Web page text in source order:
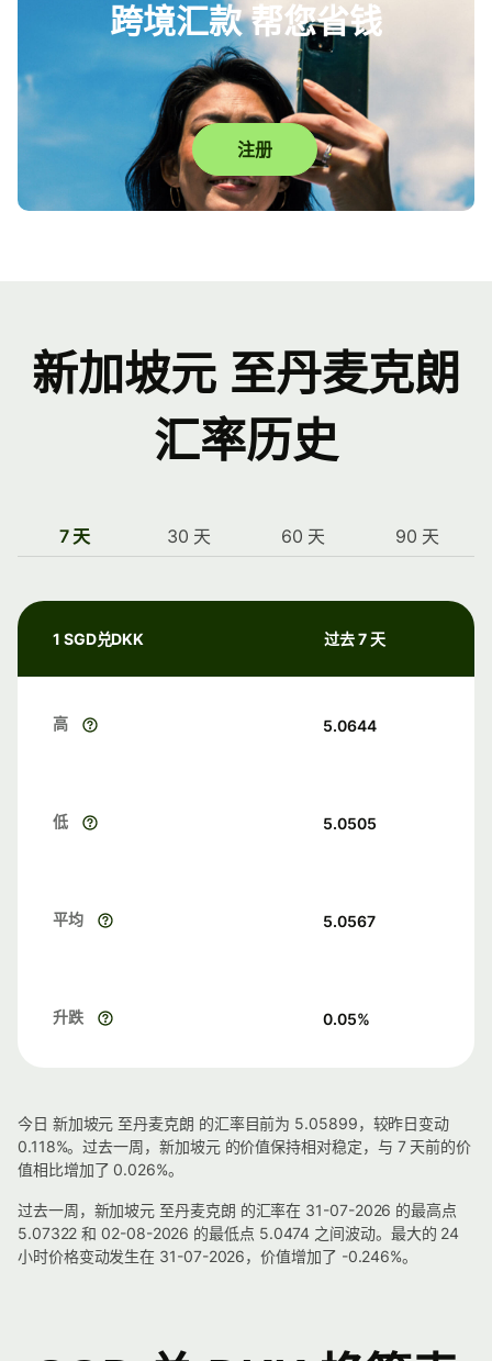
跨境汇款 帮您省钱
注册
新加坡元 至丹麦克朗
汇率历史
7 天 30 天 60 天 90 天
1 SGD兑DKK 过去 7 天
高 5.0644
低 5.0505
平均 5.0567
升跌 0.05%
今日 新加坡元 至丹麦克朗 的汇率目前为 5.05899，较昨日变动
0.118%。过去一周，新加坡元 的价值保持相对稳定，与 7 天前的价
值相比增加了 0.026%。
过去一周，新加坡元 至丹麦克朗 的汇率在 31-07-2026 的最高点
5.07322 和 02-08-2026 的最低点 5.0474 之间波动。最大的 24
小时价格变动发生在 31-07-2026，价值增加了 -0.246%。